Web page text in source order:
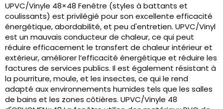
UPVC/Vinyle 48×48 Fenêtre (styles à battants et
coulissants) est privilégié pour son excellente efficacité
énergétique, abordabilité, et peu d'entretien. UPVC/Vinyl
est un mauvais conducteur de chaleur, ce qui peut
réduire efficacement le transfert de chaleur intérieur et
extérieur, améliorer l’efficacité énergétique et réduire les
factures de services publics. Il est également résistant à
la pourriture, moule, et les insectes, ce qui le rend
adapté aux environnements humides tels que les salles
de bains et les zones côtières. UPVC/Vinyle 48